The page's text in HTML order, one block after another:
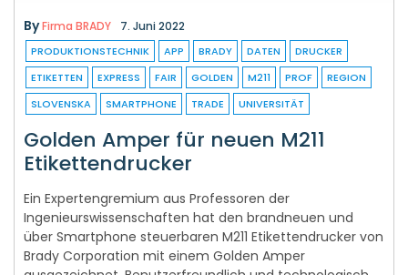
ByFirma BRADY 7. Juni 2022
PRODUKTIONSTECHNIK APP BRADY DATEN
DRUCKER
ETIKETTEN
EXPRESS FAIR GOLDEN M211 PROF
REGION
SLOVENSKA
SMARTPHONE TRADE UNIVERSITÄT
Golden Amper für neuen M211
Etikettendrucker
Ein Expertengremium aus Professoren der
Ingenieurswissenschaften hat den brandneuen und
über Smartphone steuerbaren M211 Etikettendrucker von
Brady Corporation mit einem Golden Amper